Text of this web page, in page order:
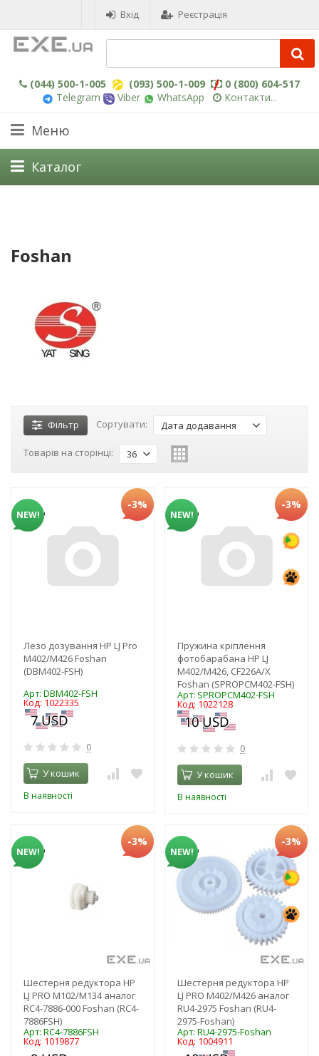
Вхід Реєстрація
(044) 500-1-005 (093) 500-1-009
0 (800) 604-517
Telegram
Viber WhatsApp Контакти...
Меню
Каталог
Foshan
Фільтр Сортувати: Дата додавання
Товарів на сторінці: 36
NEW!
-3%
Лезо дозування HP LJ Pro
M402/M426 Foshan
(DBM402-FSH)
Арт: DBM402-FSH
Код: 1022335
0
У кошик
В наявності
NEW!
-3%
Пружина кріплення
фотобарабана HP LJ
M402/M426, CF226A/X
Foshan (SPROPCM402-FSH)
Арт: SPROPCM402-FSH
Код: 1022128
0
У кошик
В наявності
NEW!
-3%
Шестерня редуктора HP
LJ PRO M102/M134 аналог
RC4-7886-000 Foshan (RC4-
7886FSH)
Арт: RC4-7886FSH
Код: 1019877
NEW!
-3%
Шестерня редуктора HP
LJ PRO M402/M426 аналог
RU4-2975 Foshan (RU4-
2975-Foshan)
Арт: RU4-2975-Foshan
Код: 1004911